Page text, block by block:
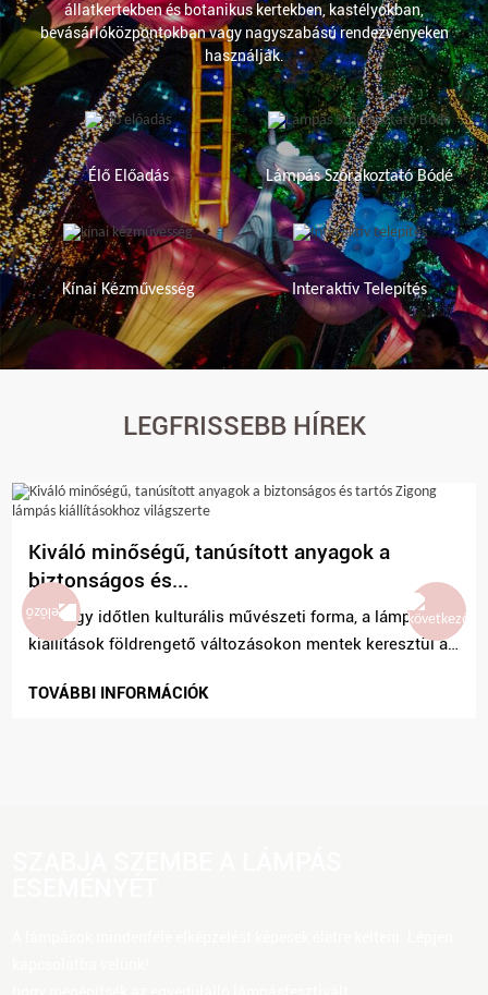
állatkertekben és botanikus kertekben, kastélyokban,
bevásárlóközpontokban vagy nagyszabású rendezvényeken
használják.
Élő Előadás Lámpás Szórakoztató Bódé
Kínai Kézművesség Interaktív Telepítés
LEGFRISSEBB HÍREK
Kiváló minőségű, tanúsított anyagok a
biztonságos és...
Mint egy időtlen kulturális művészeti forma, a lámpásos
kiállítások földrengető változásokon mentek keresztül az
és papírlámpásoktól, amelyek imádnivalóak...
TOVÁBBI INFORMÁCIÓK